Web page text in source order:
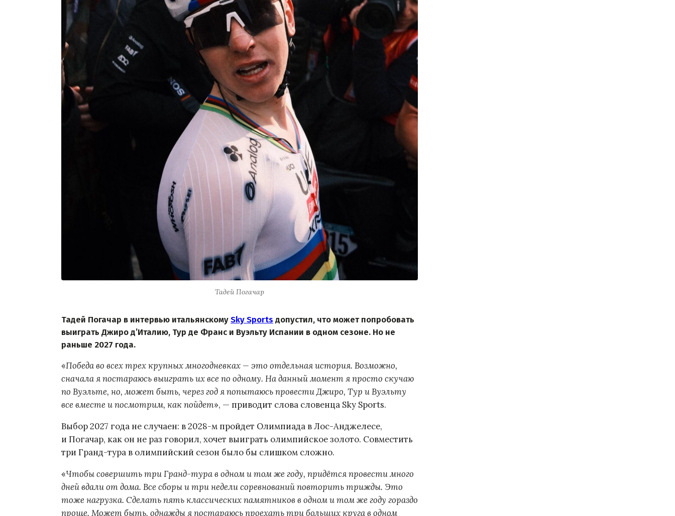
Тадей Погачар
Тадей Погачар в интервью итальянскому Sky Sports допустил, что может попробовать
выиграть Джиро д’Италию, Тур де Франс и Вуэльту Испании в одном сезоне. Но не
раньше 2027 года.
«Победа во всех трех крупных многодневках — это отдельная история. Возможно,
сначала я постараюсь выиграть их все по одному. На данный момент я просто скучаю
по Вуэльте, но, может быть, через год я попытаюсь провести Джиро, Тур и Вуэльту
все вместе и посмотрим, как пойдет», — приводит слова словенца Sky Sports.
Выбор 2027 года не случаен: в 2028-м пройдет Олимпиада в Лос-Анджелесе,
и Погачар, как он не раз говорил, хочет выиграть олимпийское золото. Совместить
три Гранд-тура в олимпийский сезон было бы слишком сложно.
«Чтобы совершить три Гранд-тура в одном и том же году, придётся провести много
дней вдали от дома. Все сборы и три недели соревнований повторить трижды. Это
тоже нагрузка. Сделать пять классических памятников в одном и том же году гораздо
проще. Может быть, однажды я постараюсь проехать три больших круга в одном